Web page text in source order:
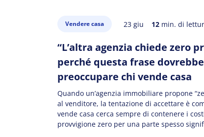
Vendere casa 23 giu 12 min. di
“L’altra agenzia chiede zero
perché questa frase dovrebbe
preoccupare chi vende casa
Quando un’agenzia immobiliare propone
al venditore, la tentazione di accettare è
vende casa cerca sempre di contenere i
provvigione zero per una parte spesso